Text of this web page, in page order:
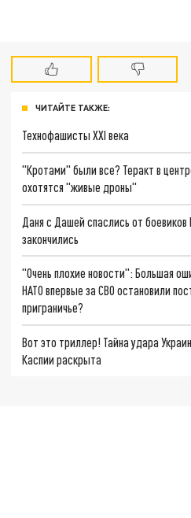
ЧИТАЙТЕ ТАКЖЕ:
Технофашисты XXI века
"Кротами" были все? Теракт в
охотятся "живые дроны"
Даня с Дашей спаслись от
закончились
"Очень плохие новости": Большая
НАТО впервые за СВО остановили
приграничье?
Вот это триллер! Тайна удара
Каспии раскрыта